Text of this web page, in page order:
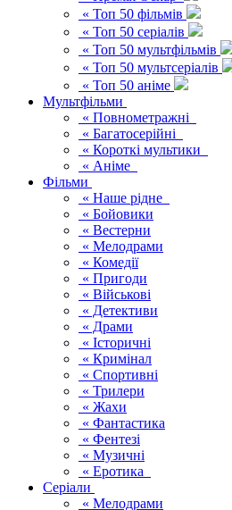
« Топ 50 фільмів
« Топ 50 серіалів
« Топ 50 мультфільмів
« Топ 50 мультсеріалів
« Топ 50 аніме
Мультфільми
« Повнометражні
« Багатосерійні
« Короткі мультики
« Аніме
Фільми
« Наше рідне
« Бойовики
« Вестерни
« Мелодрами
« Комедії
« Пригоди
« Військові
« Детективи
« Драми
« Історичні
« Кримінал
« Спортивні
« Трилери
« Жахи
« Фантастика
« Фентезі
« Музичні
« Еротика
Серіали
« Мелодрами